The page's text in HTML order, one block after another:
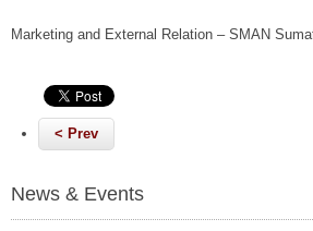
Marketing and External Relation – SMAN
< Prev
News & Events